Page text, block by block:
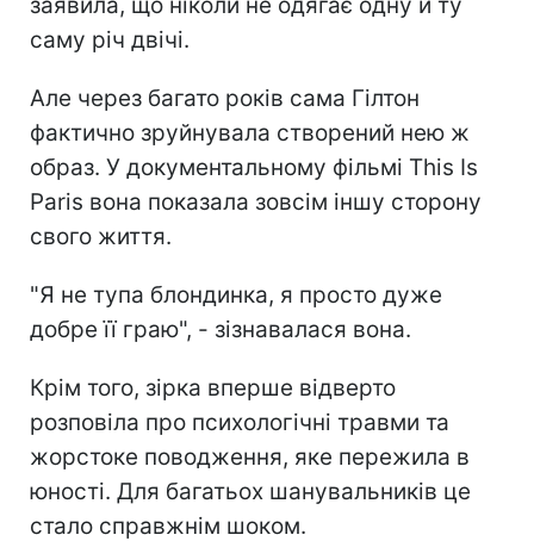
саму річ двічі.
Але через багато років сама Гілтон
фактично зруйнувала створений нею ж
образ. У документальному фільмі This Is
Paris вона показала зовсім іншу сторону
свого життя.
"Я не тупа блондинка, я просто дуже
добре її граю", - зізнавалася вона.
Крім того, зірка вперше відверто
розповіла про психологічні травми та
жорстоке поводження, яке пережила в
юності. Для багатьох шанувальників це
стало справжнім шоком.